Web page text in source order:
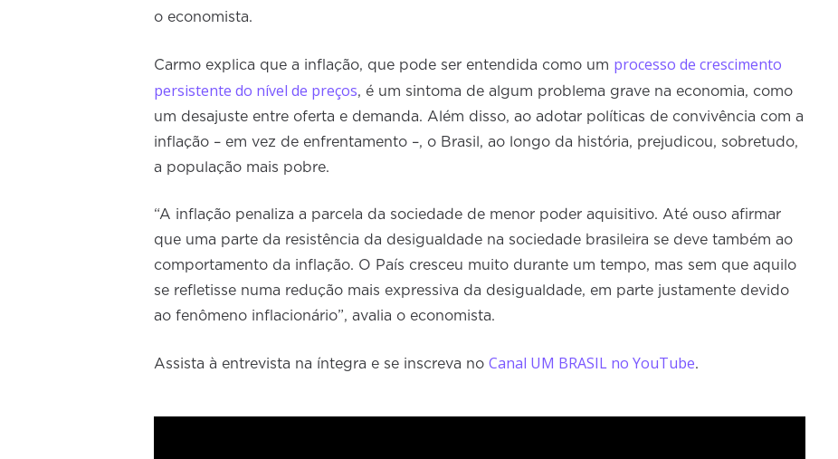
o economista.
Carmo explica que a inflação, que pode ser entendida como um processo de crescimento
persistente do nível de preços, é um sintoma de algum problema grave na economia, como
um desajuste entre oferta e demanda. Além disso, ao adotar políticas de convivência com a
inflação – em vez de enfrentamento –, o Brasil, ao longo da história, prejudicou, sobretudo,
a população mais pobre.
“A inflação penaliza a parcela da sociedade de menor poder aquisitivo. Até ouso afirmar
que uma parte da resistência da desigualdade na sociedade brasileira se deve também ao
comportamento da inflação. O País cresceu muito durante um tempo, mas sem que aquilo
se refletisse numa redução mais expressiva da desigualdade, em parte justamente devido
ao fenômeno inflacionário”, avalia o economista.
Assista à entrevista na íntegra e se inscreva no Canal UM BRASIL no YouTube.